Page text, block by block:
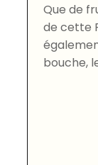
Que de
de cette
bouche,